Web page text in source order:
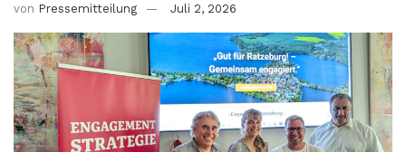
von Pressemitteilung Juli 2, 2026